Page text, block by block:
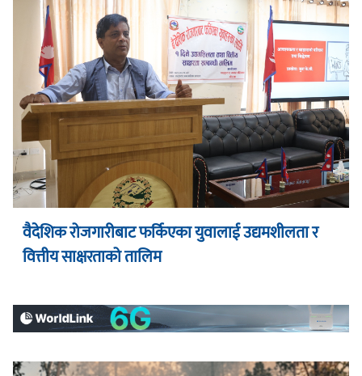
वैदेशिक रोजगारीबाट फर्किएका युवालाई उद्यमशीलता र
वित्तीय साक्षरताको तालिम